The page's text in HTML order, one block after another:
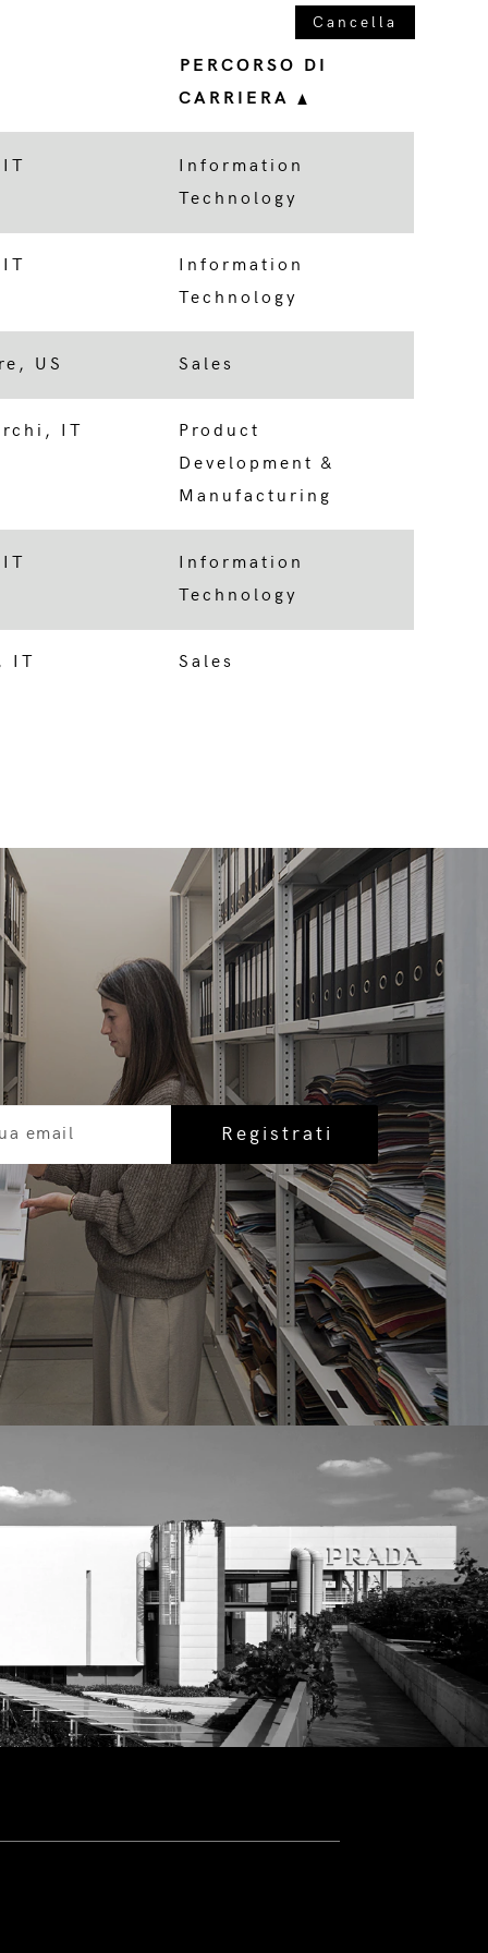
Cancella
PERCORSO DI
CARRIERA
Information
Technology
Information
Technology
US Sales
IT
Product
Development &
Manufacturing
Information
Technology
IT Sales